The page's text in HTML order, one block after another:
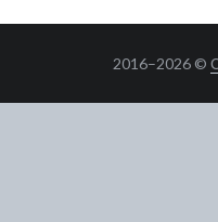
2016–2026 ©